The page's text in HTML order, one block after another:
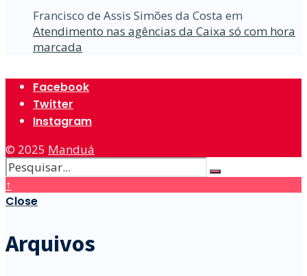
Francisco de Assis Simões da Costa em
Atendimento nas agências da Caixa só com hora
marcada
Facebook
Twitter
Instagram
© 2025 Manduá
↑
Close
Arquivos